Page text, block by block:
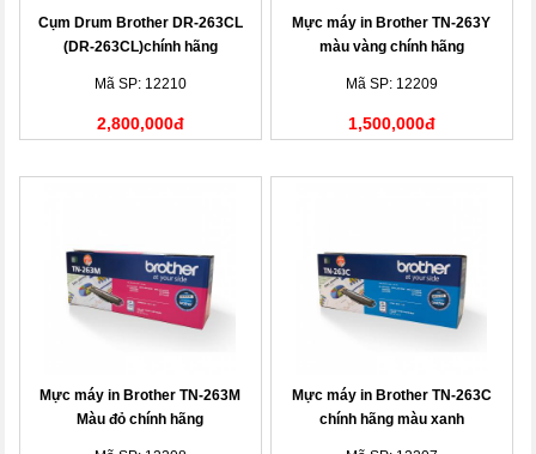
Cụm Drum Brother DR-263CL
(DR-263CL)chính hãng
Mã SP: 12210
2,800,000đ
Mực máy in Brother TN-263Y
màu vàng chính hãng
Mã SP: 12209
1,500,000đ
Mực máy in Brother TN-263M
Màu đỏ chính hãng
Mực máy in Brother TN-263C
chính hãng màu xanh